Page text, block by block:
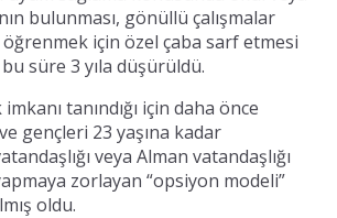
bulunması, gönüllü çalışmalar
öğrenmek için özel çaba sarf etmesi
süre 3 yıla düşürüldü.
tanındığı için daha önce
gençleri 23 yaşına kadar
veya Alman vatandaşlığı
zorlayan “opsiyon modeli”
oldu.